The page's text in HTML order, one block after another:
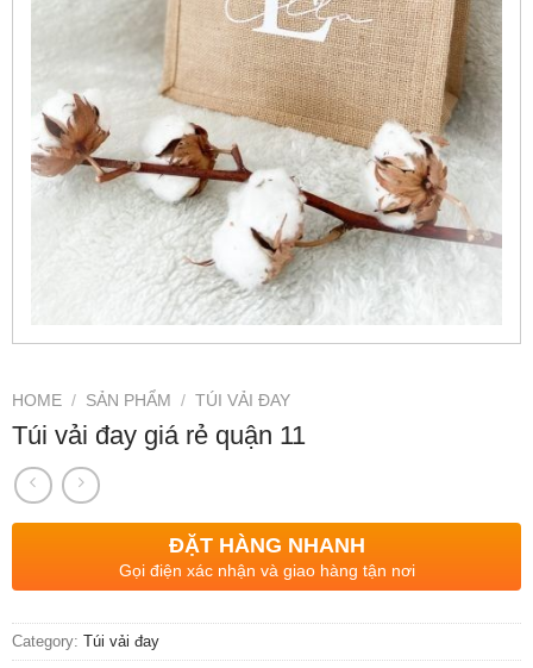
HOME / SẢN PHẨM / TÚI VẢI ĐAY
Túi vải đay giá rẻ quận 11
ĐẶT HÀNG NHANH
Gọi điện xác nhận và giao hàng tận nơi
Category: Túi vải đay